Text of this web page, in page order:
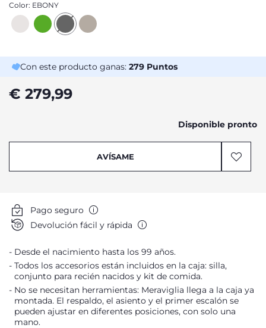
Color: EBONY
Con este producto ganas: 279 Puntos
€ 279,99
Disponible pronto
AVÍSAME
Pago seguro
Devolución fácil y rápida
Desde el nacimiento hasta los 99 años.
Todos los accesorios están incluidos en la caja: silla,
conjunto para recién nacidos y kit de comida.
No se necesitan herramientas: Meraviglia llega a la caja ya
montada. El respaldo, el asiento y el primer escalón se
pueden ajustar en diferentes posiciones, con solo una
mano.